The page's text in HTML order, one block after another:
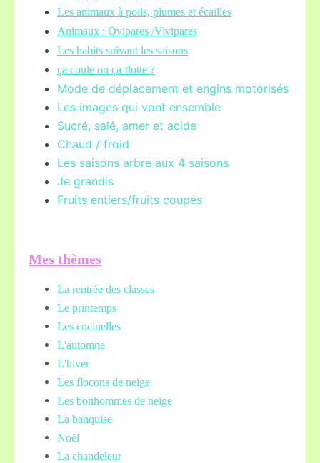
Les animaux à poils, plumes et écailles
Animaux : Ovipares /Vivipares
Les habits suivant les saisons
ça coule ou ça flotte ?
Mode de déplacement et engins motorisés
Les images qui vont ensemble
Sucré, salé, amer et acide
Chaud / froid
Les saisons arbre aux 4 saisons
Je grandis
Fruits entiers/fruits coupés
Mes thèmes
La rentrée des classes
Le printemps
Les cocinelles
L'automne
L'hiver
Les flocons de neige
Les bonhommes de neige
La banquise
Noël
La chandeleur